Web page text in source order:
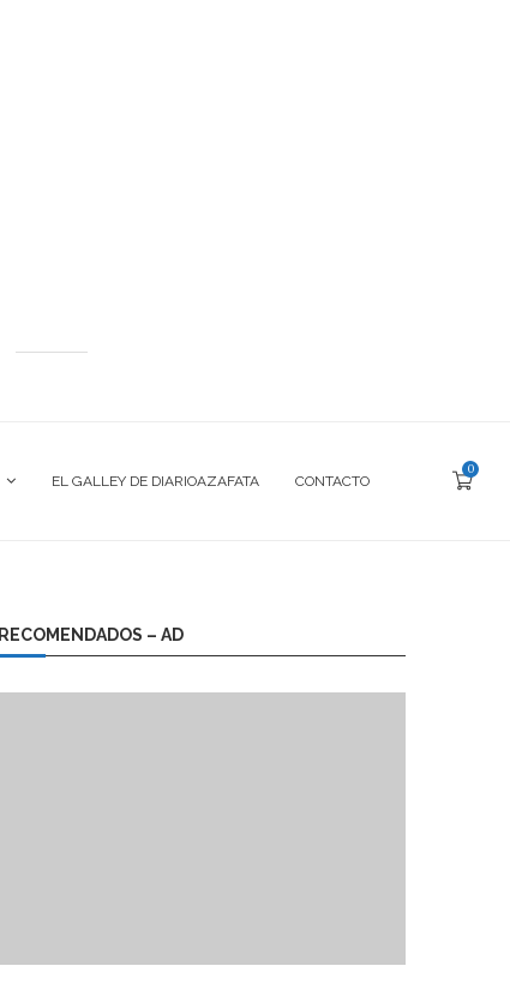
EL GALLEY DE DIARIOAZAFATA CONTACTO
0
RECOMENDADOS – AD